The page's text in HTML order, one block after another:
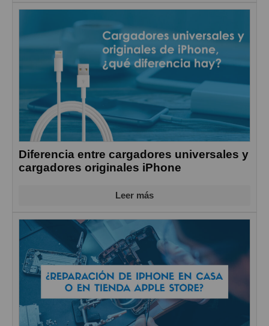
Diferencia entre cargadores universales y
cargadores originales iPhone
Leer más